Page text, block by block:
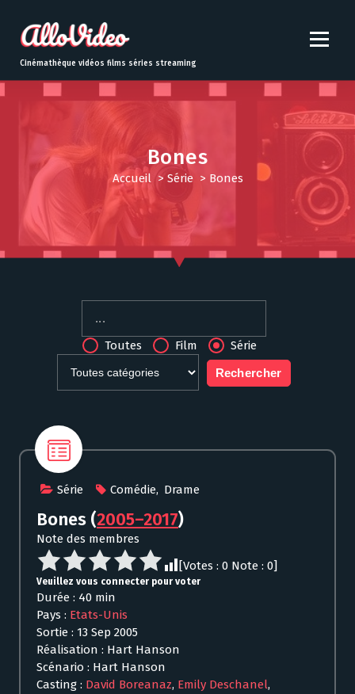
t
o
Cinémathèque vidéos films séries streaming
Bones
Accueil> Série> Bones
Toutes Film Série
Série Comédie, Drame
Bones (2005–2017)
Note des membres
[Votes : 0 Note : 0]
Veuillez vous connecter pour voter
Durée : 40 min
Pays : Etats-Unis
Sortie : 13 Sep 2005
Réalisation : Hart Hanson
Scénario : Hart Hanson
Casting : David Boreanaz, Emily Deschanel,